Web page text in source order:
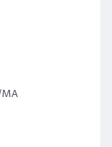
MA